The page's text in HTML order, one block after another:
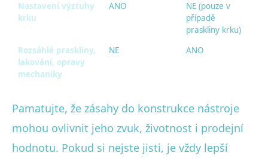
Nastavení výztuhy
krku
ANO
NE (pouze v
případě
praskliny krku)
Rozsáhlé praskliny,
lakování, opravy
mechaniky
NE ANO
Pamatujte, že zásahy do konstrukce nástroje
mohou ovlivnit jeho zvuk, životnost i prodejní
hodnotu. Pokud si nejste jisti, je vždy lepší